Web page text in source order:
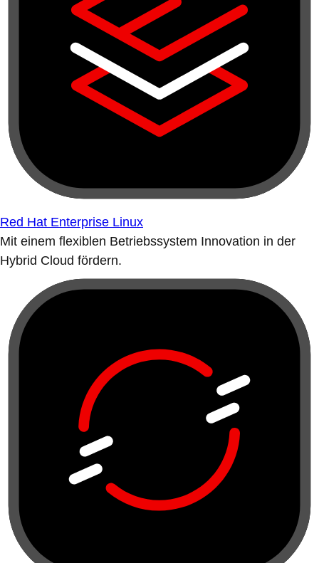
Red Hat Enterprise Linux
Mit einem flexiblen Betriebssystem Innovation in der
Hybrid Cloud fördern.